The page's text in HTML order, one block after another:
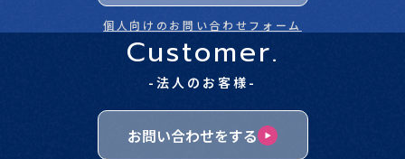
個人向けのお問い合わせフォーム
Customer.
-法人のお客様-
お問い合わせをする